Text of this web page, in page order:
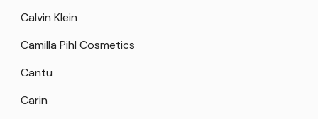
Calvin Klein
Camilla Pihl Cosmetics
Cantu
Carin